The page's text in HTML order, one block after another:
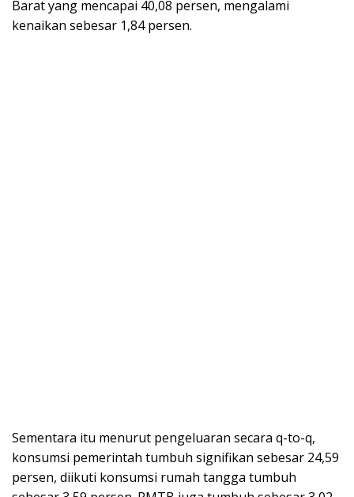
Barat yang mencapai 40,08 persen, mengalami
kenaikan sebesar 1,84 persen.
Sementara itu menurut pengeluaran secara q-to-q,
konsumsi pemerintah tumbuh signifikan sebesar 24,59
persen, diikuti konsumsi rumah tangga tumbuh